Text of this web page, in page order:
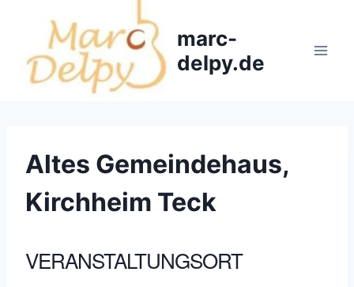
springen
marc-
delpy.de
Altes Gemeindehaus,
Kirchheim Teck
VERANSTALTUNGSORT